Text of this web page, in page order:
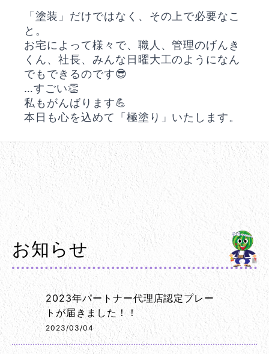
「塗装」だけではなく、その上で必要なこ
と。
お宅によって様々で、職人、管理のげんき
くん、社長、みんな日曜大工のようになん
でもできるのです😎
…すごい👏
私もがんばります💪
本日も心を込めて「極塗り」いたします。
お知らせ
2023年パートナー代理店認定プレー
トが届きました！！
2023/03/04